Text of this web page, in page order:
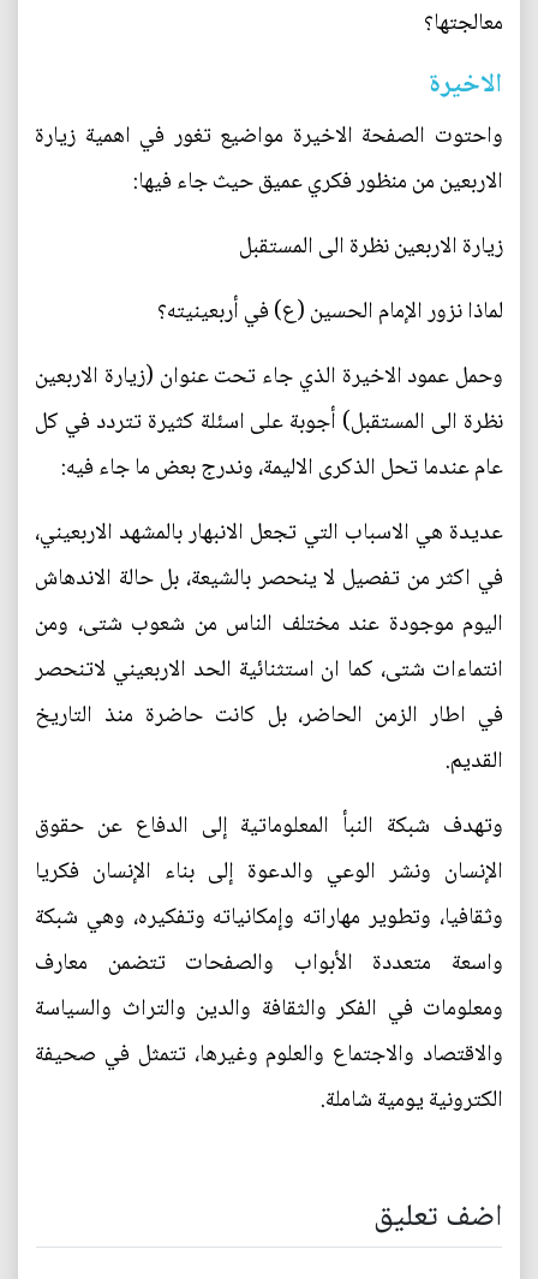
معالجتها؟
الاخيرة
واحتوت الصفحة الاخيرة مواضيع تغور في اهمية زيارة
الاربعين من منظور فكري عميق حيث جاء فيها:
زيارة الاربعين نظرة الى المستقبل
لماذا نزور الإمام الحسين (ع) في أربعينيته؟
وحمل عمود الاخيرة الذي جاء تحت عنوان (زيارة الاربعين
نظرة الى المستقبل) أجوبة على اسئلة كثيرة تتردد في كل
عام عندما تحل الذكرى الاليمة، وندرج بعض ما جاء فيه:
عديدة هي الاسباب التي تجعل الانبهار بالمشهد الاربعيني،
في اكثر من تفصيل لا ينحصر بالشيعة، بل حالة الاندهاش
اليوم موجودة عند مختلف الناس من شعوب شتى، ومن
انتماءات شتى، كما ان استثنائية الحد الاربعيني لاتنحصر
في اطار الزمن الحاضر، بل كانت حاضرة منذ التاريخ
القديم.
وتهدف شبكة النبأ المعلوماتية إلى الدفاع عن حقوق
الإنسان ونشر الوعي والدعوة إلى بناء الإنسان فكريا
وثقافيا، وتطوير مهاراته وإمكانياته وتفكيره، وهي شبكة
واسعة متعددة الأبواب والصفحات تتضمن معارف
ومعلومات في الفكر والثقافة والدين والتراث والسياسة
والاقتصاد والاجتماع والعلوم وغيرها، تتمثل في صحيفة
الكترونية يومية شاملة.
اضف تعليق